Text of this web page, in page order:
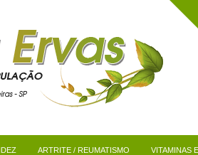
ARTRITE / REUMATISMO VITAMINAS